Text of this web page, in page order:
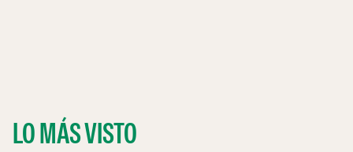
LO MÁS VISTO